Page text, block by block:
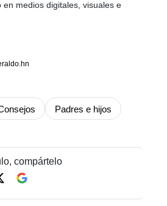
medios digitales, visuales e
Padres e hijos
compártelo